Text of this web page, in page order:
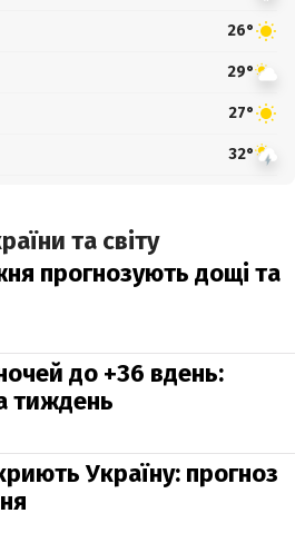
26°
29°
27°
32°
та світу
прогнозують дощі та
до +36 вдень:
тиждень
Україну: прогноз